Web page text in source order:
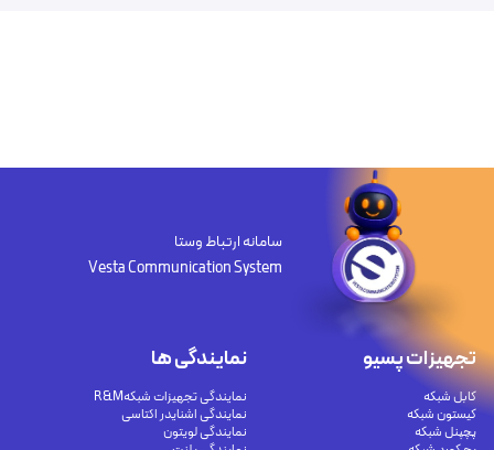
سامانه ارتباط وستا
Vesta Communication System
تجهیزات پسیو
کابل شبکه
کیستون شبکه
پچپنل شبکه
نمایندگی ها
نمایندگی تجهیزات شبکهR&M
نمایندگی اشنایدر اکتاسی
نمایندگی لویتون